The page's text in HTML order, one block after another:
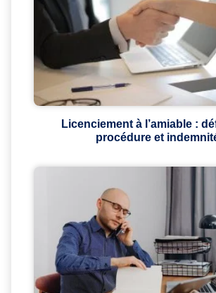
Licenciement à l’amiable :
procédure et